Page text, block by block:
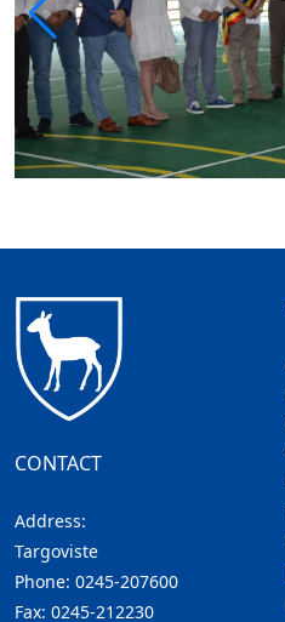
CONTACT
Address:
Targoviste
Phone: 0245-207600
Fax: 0245-212230